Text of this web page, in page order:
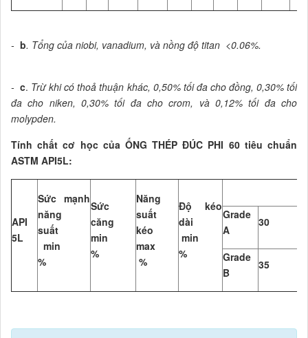
- b. Tổng của niobi, vanadium, và nồng độ titan <0.06%.
-c. Trừ khi có thoả thuận khác, 0,50% tối đa cho đồng, 0,30% tối
đa cho niken, 0,30% tối đa cho crom, và 0,12% tối đa cho
molypden.
Tính chất cơ học của ỐNG THÉP ĐÚC PHI 60 tiêu chuẩn
ASTM API5L:
API
5L
Sức mạnh
năng
suất
min
%
Sức
căng
min
%
Năng
suất
kéo
max
%
Độ kéo
dài
min
%
Grade
A
30
Grade
B
35